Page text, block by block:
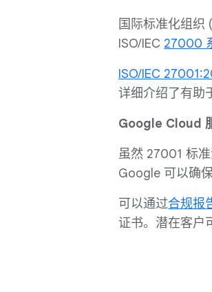
国际标准化组织
ISO/IEC 27000
ISO/IEC
详细介绍了有助
Google Cloud
虽然 27001 标
Google 可以确
可以通过合规报
证书。潜在客户